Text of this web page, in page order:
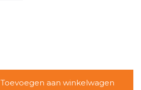
Toevoegen aan winkelwagen